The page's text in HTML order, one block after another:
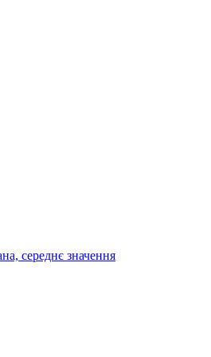
середнє значення